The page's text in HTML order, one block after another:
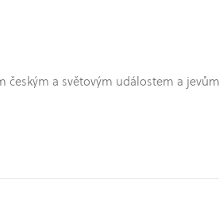
a světovým událostem a